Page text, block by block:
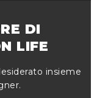
DI
LIFE
insieme